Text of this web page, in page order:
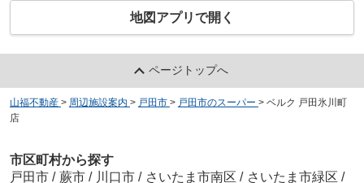
地図アプリで開く
ページトップへ
山福不動産 > 周辺施設案内 > 戸田市 > 戸田市のスーパー > ベルク 戸田氷川町
店
市区町村から探す
戸田市 / 蕨市 / 川口市 / さいたま市南区 / さいたま市緑区 /